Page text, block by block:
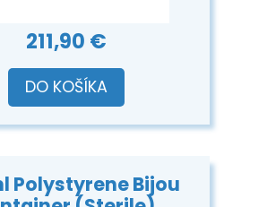
211,90 €
DO KOŠÍKA
Polystyrene Bijou